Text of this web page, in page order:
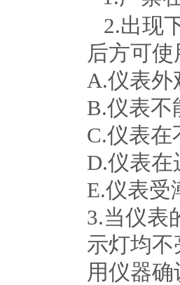
2.出现
后方可使
A.仪表外
B.仪表不
C.仪表在
D.仪表在
E.仪表受
3.当仪表
示灯均
用仪器